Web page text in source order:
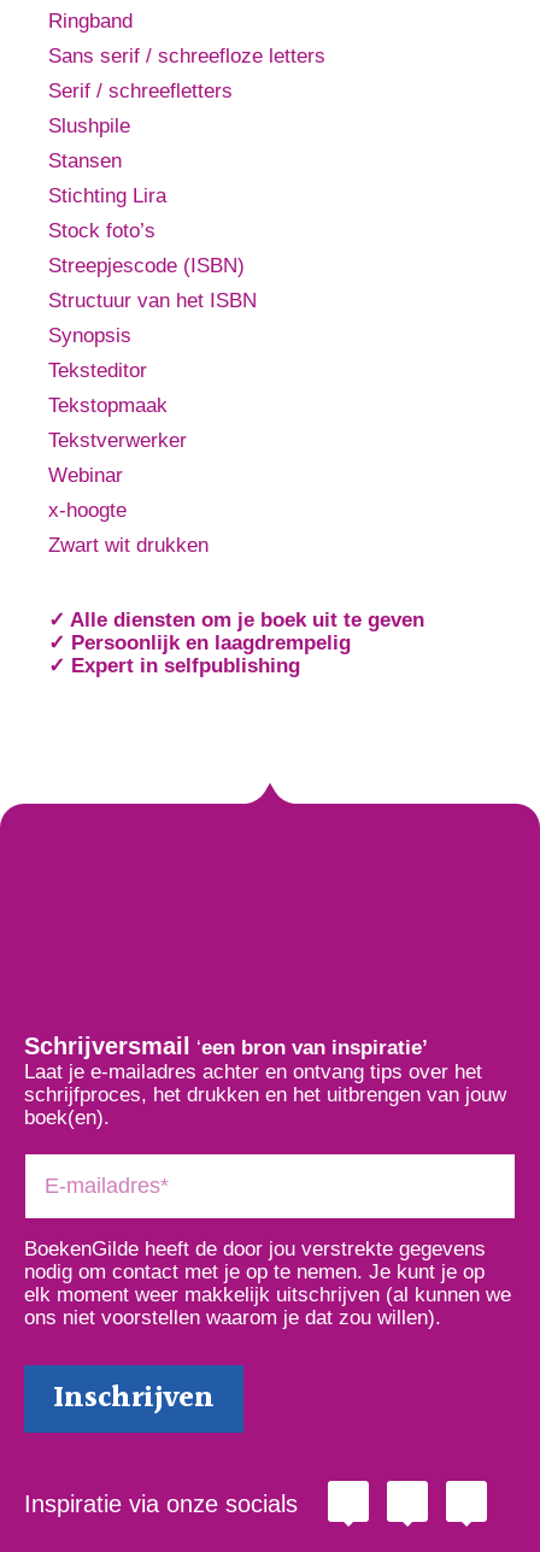
Ringband
Sans serif / schreefloze letters
Serif / schreefletters
Slushpile
Stansen
Stichting Lira
Stock foto’s
Streepjescode (ISBN)
Structuur van het ISBN
Synopsis
Teksteditor
Tekstopmaak
Tekstverwerker
Webinar
x-hoogte
Zwart wit drukken
✓ Alle diensten om je boek uit te geven
✓ Persoonlijk en laagdrempelig
✓ Expert in selfpublishing
Schrijversmail ‘een bron van inspiratie’
Laat je e-mailadres achter en ontvang tips over het
schrijfproces, het drukken en het uitbrengen van jouw
boek(en).
BoekenGilde heeft de door jou verstrekte gegevens
nodig om contact met je op te nemen. Je kunt je op
elk moment weer makkelijk uitschrijven (al kunnen we
ons niet voorstellen waarom je dat zou willen).
Inspiratie via onze socials